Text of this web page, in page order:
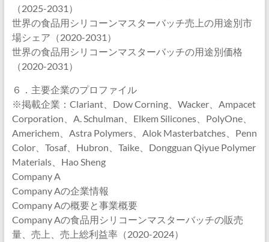
（2025-2031）
世界の食品用シリコーンマスターバッチ売上の用途別市
場シェア（2020-2031）
世界の食品用シリコーンマスターバッチの用途別価格
（2020-2031）
６．主要企業のプロファイル
※掲載企業：Clariant、Dow Corning、Wacker、Ampacet
Corporation、A. Schulman、Elkem Silicones、PolyOne、
Americhem、Astra Polymers、Alok Masterbatches、Penn
Color、Tosaf、Hubron、Taike、Dongguan Qiyue Polymer
Materials、Hao Sheng
Company A
Company Aの企業情報
Company Aの概要と事業概要
Company Aの食品用シリコーンマスターバッチの販売
量、売上、売上総利益率（2020-2024）